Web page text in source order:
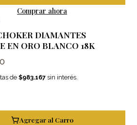
Comprar ahora
DIAMANTES
EN ORO BLANCO 18K
de$983.167 sin interés.
Agregar al Carro